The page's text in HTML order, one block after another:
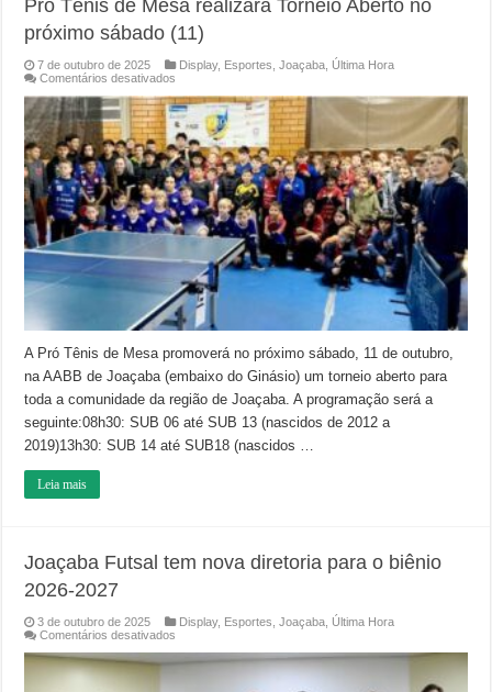
Pró Tênis de Mesa realizará Torneio Aberto no
próximo sábado (11)
7 de outubro de 2025 Display, Esportes ,Joaçaba Última Hora
Comentários desativados
Tênis
de
Mesa
realizará
Torneio
Aberto
no
próximo
sábado
(11)
A Pró Tênis de Mesa promoverá no próximo sábado, 11 de outubro,
na AABB de Joaçaba (embaixo do Ginásio) um torneio aberto para
toda a comunidade da região de Joaçaba. A programação será a
seguinte:08h30: SUB 06 até SUB 13 (nascidos de 2012 a
2019)13h30: SUB 14 até SUB18 (nascidos …
Leia mais
Joaçaba Futsal tem nova diretoria para o biênio
2026-2027
3 de outubro de 2025 Display, Esportes ,Joaçaba
Última Hora
Comentários desativados
Futsal